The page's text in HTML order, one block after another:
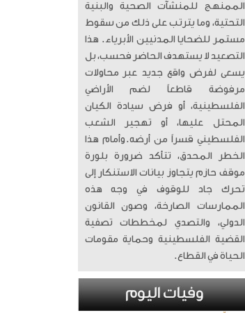
الممنهج للمنشآت الصحية والبنية
التحتية، وما يترتب على ذلك من سقوط
مستمر للضحايا المدنيين الأبرياء. ​ هذا
التصعيد لا يستهدف الحاضر فحسب، بل
يسعى لفرض واقع جديد عبر محاولات
مرفوضة قاطعاً لضم الأراضي
الفلسطينية، أو فرض سيادة الكيان
المحتل عليها، أو تهجير الشعب
الفلسطيني قسراً من أرضه. ​وأمام هذا
الخطر المحدق، تتأكد ضرورة بلورة
موقف حازم يتجاوز بيانات الاستنكار إلى
تحرك جاد للوقوف في وجه هذه
الممارسات الصارخة، وصون القانون
الدولي، والتصدي لمخططات تصفية
القضية الفلسطينية وحماية مقومات
الحياة في القطاع.